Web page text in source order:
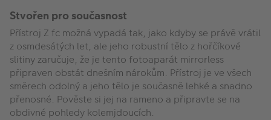
Stvořen pro současnost
Přístroj Z fc možná vypadá tak, jako kdyby se právě vrátil
z osmdesátých let, ale jeho robustní tělo z hořčíkové
slitiny zaručuje, že je tento fotoaparát mirrorless
připraven obstát dnešním nárokům. Přístroj je ve všech
směrech odolný a jeho tělo je současně lehké a snadno
přenosné. Pověste si jej na rameno a připravte se na
obdivné pohledy kolemjdoucích.